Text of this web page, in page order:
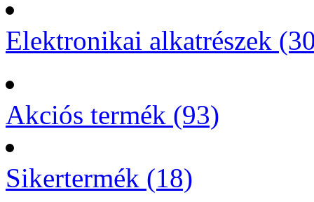
Elektronikai alkatrészek
Akciós termék (93)
Sikertermék (18)